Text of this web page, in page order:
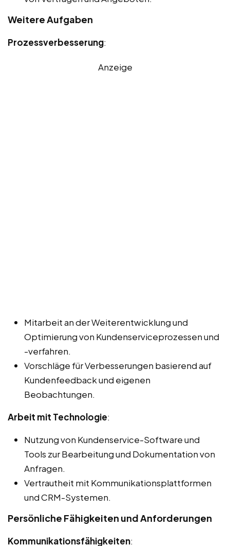
Weitere Aufgaben
Prozessverbesserung:
Anzeige
Mitarbeit an der Weiterentwicklung und
Optimierung von Kundenserviceprozessen und
-verfahren.
Vorschläge für Verbesserungen basierend auf
Kundenfeedback und eigenen
Beobachtungen.
Arbeit mit Technologie:
Nutzung von Kundenservice-Software und
Tools zur Bearbeitung und Dokumentation von
Anfragen.
Vertrautheit mit Kommunikationsplattformen
und CRM-Systemen.
Persönliche Fähigkeiten und Anforderungen
Kommunikationsfähigkeiten: